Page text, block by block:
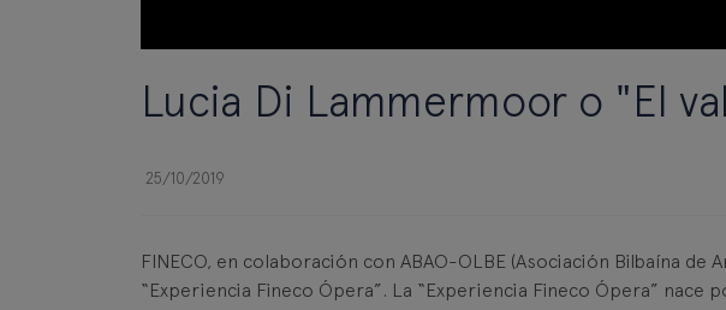
Lucia Di Lammermoor o "El
25/10/2019
FINECO, en colaboración con ABAO-OLBE (Asociación Bilbaína de
“Experiencia Fineco Ópera”. La “Experiencia Fineco Ópera”